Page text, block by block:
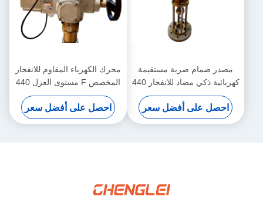
مصدر صمام ضربة مستقيمة
كهربائية ذكي مضاد للانفجار 440
فولت
احصل على أفضل سعر
محرك الكهرباء المقاوم للانفجار
المخصص F مستوى العزل 440
فولت
احصل على أفضل سعر